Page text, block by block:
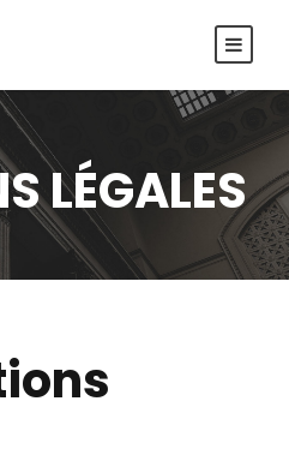
LÉGALES